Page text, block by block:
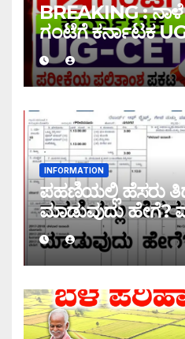
BREAKING : ನಾಳೆ
ಗಂಟೆಗೆ ಕರ್ನಾಟಕ
ಫಲಿತಾಂಶ ಪ್ರಕಟ
2026
INFORMATION
ಪಹಣಿಯಲ್ಲಿ ಹೆಸರು
ಮಾಡುವುದು ಹೇಗೆ?